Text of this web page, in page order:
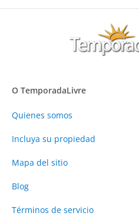
O TemporadaLivre
Quienes somos
Incluya su propiedad
Mapa del sitio
Blog
Términos de servicio